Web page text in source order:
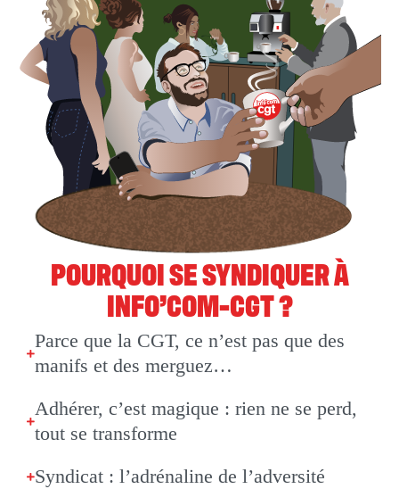
POURQUOI SE SYNDIQUER À
INFO’COM-CGT ?
Parce que la CGT, ce n’est pas que des
manifs et des merguez…
Adhérer, c’est magique : rien ne se perd,
tout se transforme
Syndicat : l’adrénaline de l’adversité